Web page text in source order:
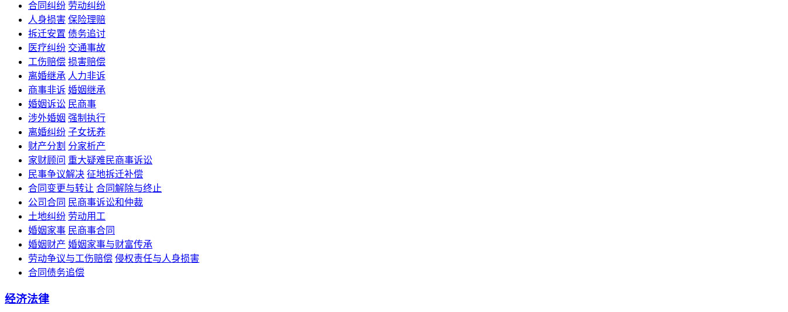
合同纠纷 劳动纠纷
人身损害 保险理赔
拆迁安置 债务追讨
医疗纠纷 交通事故
工伤赔偿 损害赔偿
离婚继承 人力非诉
商事非诉 婚姻继承
婚姻诉讼 民商事
涉外婚姻 强制执行
离婚纠纷 子女抚养
财产分割 分家析产
家财顾问 重大疑难民商事诉讼
民事争议解决 征地拆迁补偿
合同变更与转让 合同解除与终止
公司合同 民商事诉讼和仲裁
土地纠纷 劳动用工
婚姻家事 民商事合同
婚姻财产 婚姻家事与财富传承
劳动争议与工伤赔偿 侵权责任与人身损害
合同债务追偿
经济法律